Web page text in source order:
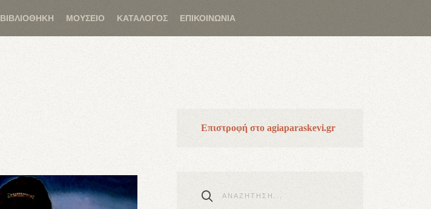
ΒΙΒΛΙΟΘΗΚΗ ΜΟΥΣΕΙΟ ΚΑΤΑΛΟΓΟΣ ΕΠΙΚΟΙΝΩΝΙΑ
Επιστροφή στο agiaparaskevi.gr